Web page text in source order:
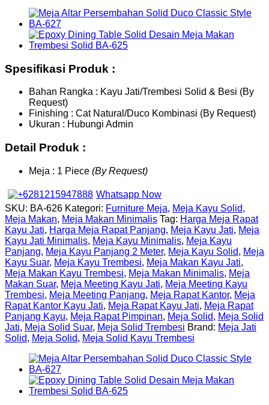
Spesifikasi Produk :
Bahan Rangka : Kayu Jati/Trembesi Solid & Besi (By
Request)
Finishing : Cat Natural/Duco Kombinasi (By Request)
Ukuran : Hubungi Admin
Detail Produk :
Meja : 1 Piece (By Request)
Whatsapp Now
SKU: BA-626 Kategori: Furniture Meja, Meja Kayu Solid,
Meja Makan, Meja Makan Minimalis Tag: Harga Meja Rapat
Kayu Jati, Harga Meja Rapat Panjang, Meja Kayu Jati, Meja
Kayu Jati Minimalis, Meja Kayu Minimalis, Meja Kayu
Panjang, Meja Kayu Panjang 2 Meter, Meja Kayu Solid, Meja
Kayu Suar, Meja Kayu Trembesi, Meja Makan Kayu Jati,
Meja Makan Kayu Trembesi, Meja Makan Minimalis, Meja
Makan Suar, Meja Meeting Kayu Jati, Meja Meeting Kayu
Trembesi, Meja Meeting Panjang, Meja Rapat Kantor, Meja
Rapat Kantor Kayu Jati, Meja Rapat Kayu Jati, Meja Rapat
Panjang Kayu, Meja Rapat Pimpinan, Meja Solid, Meja Solid
Jati, Meja Solid Suar, Meja Solid Trembesi Brand: Meja Jati
Solid, Meja Solid, Meja Solid Kayu Trembesi